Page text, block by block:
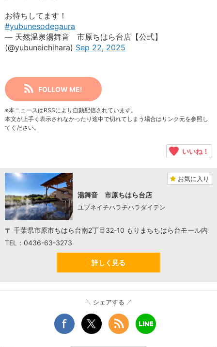
お待ちしてます！
#yubunesodegaura
— 天然温泉湯舞音 市原ちはら台店【公式】
(@yubuneichihara) Sep 22, 2025
FOLLOW ME!
※本ニュースはRSSにより自動配信されています。
本文が上手く表示されなかったり途中で切れてしまう場合はリンク元を参照し
てください。
いいね！
お気に入り
湯舞音 市原ちはら台店
ユブネイチハラチハラダイテン
〒 千葉県市原市ちはら台南2丁目32-10 もりまちちはら台モール内
TEL：0436-63-3273
詳しく見る
シェアする